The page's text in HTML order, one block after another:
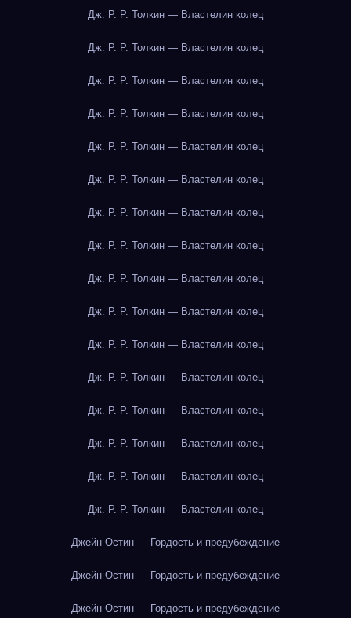
Дж. Р. Р. Толкин — Властелин колец
Дж. Р. Р. Толкин — Властелин колец
Дж. Р. Р. Толкин — Властелин колец
Дж. Р. Р. Толкин — Властелин колец
Дж. Р. Р. Толкин — Властелин колец
Дж. Р. Р. Толкин — Властелин колец
Дж. Р. Р. Толкин — Властелин колец
Дж. Р. Р. Толкин — Властелин колец
Дж. Р. Р. Толкин — Властелин колец
Дж. Р. Р. Толкин — Властелин колец
Дж. Р. Р. Толкин — Властелин колец
Дж. Р. Р. Толкин — Властелин колец
Дж. Р. Р. Толкин — Властелин колец
Дж. Р. Р. Толкин — Властелин колец
Дж. Р. Р. Толкин — Властелин колец
Дж. Р. Р. Толкин — Властелин колец
Джейн Остин — Гордость и предубеждение
Джейн Остин — Гордость и предубеждение
Джейн Остин — Гордость и предубеждение